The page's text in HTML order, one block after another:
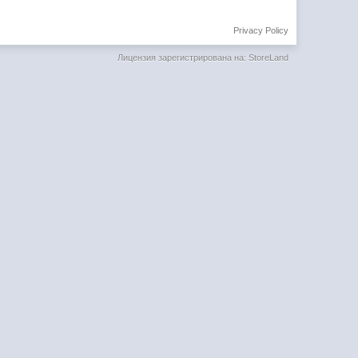
Privacy Policy
Лицензия зарегистрирована на: StoreLand